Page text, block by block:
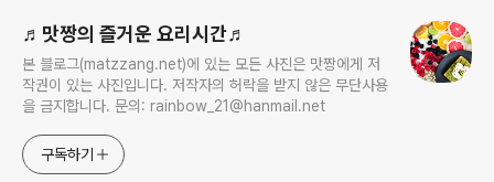
♬맛짱의 즐거운 요리시간♬
본 블로그(matzzang.net)에 있는 모든 사진은 맛짱에게 저
작권이 있는 사진입니다. 저작자의 허락을 받지 않은 무단사용
을 금지합니다. 문의: rainbow_21@hanmail.net
구독하기